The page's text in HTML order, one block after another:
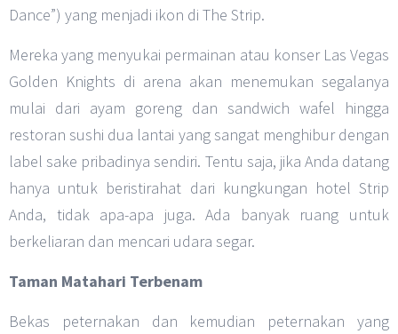
Dance”) yang menjadi ikon di The Strip.
Mereka yang menyukai permainan atau konser Las Vegas
Golden Knights di arena akan menemukan segalanya
mulai dari ayam goreng dan sandwich wafel hingga
restoran sushi dua lantai yang sangat menghibur dengan
label sake pribadinya sendiri. Tentu saja, jika Anda datang
hanya untuk beristirahat dari kungkungan hotel Strip
Anda, tidak apa-apa juga. Ada banyak ruang untuk
berkeliaran dan mencari udara segar.
Taman Matahari Terbenam
Bekas peternakan dan kemudian peternakan yang